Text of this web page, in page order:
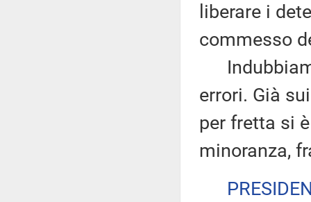
liberare i
commesso
errori. Già
per fretta si
minoranza,